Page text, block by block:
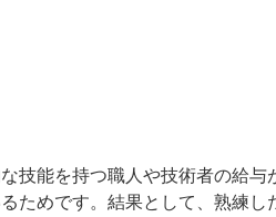
技能を持つ職人や技術者の給
ためです。結果として、熟練